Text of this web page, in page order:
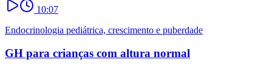
10:07
Endocrinologia pediátrica, crescimento e puberdade
GH para crianças com altura normal